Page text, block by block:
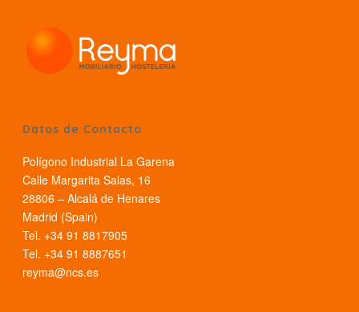
Datos de Contacto
Polígono Industrial La Garena
Calle Margarita Salas, 16
28806 – Alcalá de Henares
Madrid (Spain)
Tel. +34 91 8817905
Tel. +34 91 8887651
reyma@ncs.es